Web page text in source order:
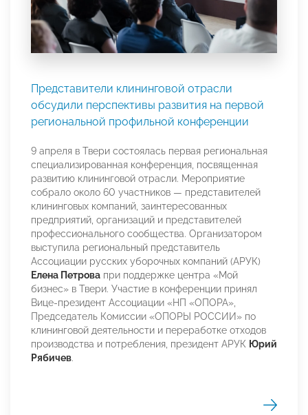
Представители клининговой отрасли
обсудили перспективы развития на первой
региональной профильной конференции
9 апреля в Твери состоялась первая региональная
специализированная конференция, посвященная
развитию клининговой отрасли. Мероприятие
собрало около 60 участников — представителей
клининговых компаний, заинтересованных
предприятий, организаций и представителей
профессионального сообщества. Организатором
выступила региональный представитель
Ассоциации русских уборочных компаний (АРУК)
Елена Петрова при поддержке центра «Мой
бизнес» в Твери. Участие в конференции принял
Вице-президент Ассоциации «НП «ОПОРА»,
Председатель Комиссии «ОПОРЫ РОССИИ» по
клининговой деятельности и переработке отходов
производства и потребления, президент АРУК Юрий
Рябичев.